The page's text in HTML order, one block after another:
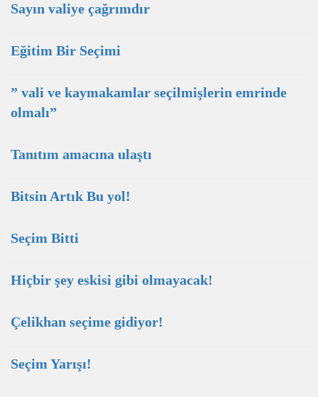
Sayın valiye çağrımdır
Eğitim Bir Seçimi
” vali ve kaymakamlar seçilmişlerin emrinde
olmalı”
Tanıtım amacına ulaştı
Bitsin Artık Bu yol!
Seçim Bitti
Hiçbir şey eskisi gibi olmayacak!
Çelikhan seçime gidiyor!
Seçim Yarışı!